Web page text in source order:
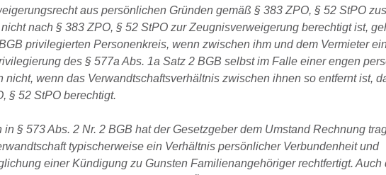
aus persönlichen Gründen gemäß § 383 ZPO, § 52 StPO
nach § 383 ZPO, § 52 StPO zur Zeugnisverweigerung berechtigt ist,
privilegierten Personenkreis, wenn zwischen ihm und dem Vermieter
des § 577a Abs. 1a Satz 2 BGB selbst im Falle einer engen
wenn das Verwandtschaftsverhältnis zwischen ihnen so entfernt ist,
§ 52 StPO berechtigt.
§ 573 Abs. 2 Nr. 2 BGB hat der Gesetzgeber dem Umstand Rechnung
typischerweise ein Verhältnis persönlicher Verbundenheit und
einer Kündigung zu Gunsten Familienangehöriger rechtfertigt. Auch